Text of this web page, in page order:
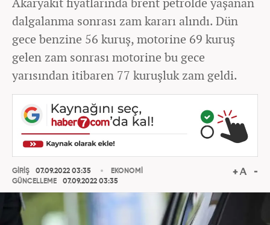
dalgalanma sonrası zam kararı alındı. Dün
gece benzine 56 kuruş, motorine 69 kuruş
gelen zam sonrası motorine bu gece
yarısından itibaren 77 kuruşluk zam geldi.
GİRİŞ
07.09.2022 03:35
GÜNCELLEME
07.09.2022 03:35
EKONOMİ